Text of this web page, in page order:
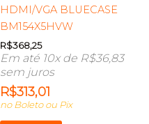
HDMI/VGA BLUECASE
BM154X5HVW
R$368,25
Em até 10x de R$36,83
sem juros
R$313,01
no Boleto ou Pix